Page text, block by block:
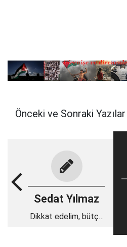
Önceki ve Sonraki Yazılar
Sedat Yılmaz
Dikkat edelim, bütçe